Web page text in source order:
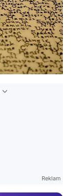
Reklam